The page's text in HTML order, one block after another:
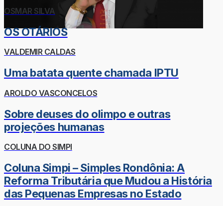
OSMAR SILVA
OS OTÁRIOS
VALDEMIR CALDAS
Uma batata quente chamada IPTU
AROLDO VASCONCELOS
Sobre deuses do olimpo e outras
projeções humanas
COLUNA DO SIMPI
Coluna Simpi – Simples Rondônia: A
Reforma Tributária que Mudou a História
das Pequenas Empresas no Estado